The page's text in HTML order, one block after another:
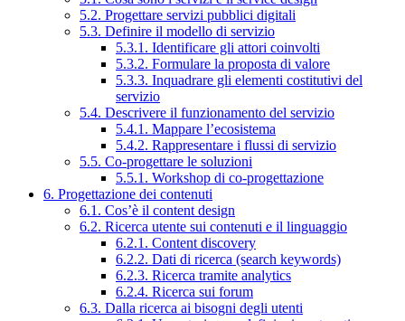
5.2. Progettare servizi pubblici digitali
5.3. Definire il modello di servizio
5.3.1. Identificare gli attori coinvolti
5.3.2. Formulare la proposta di valore
5.3.3. Inquadrare gli elementi costitutivi del
servizio
5.4. Descrivere il funzionamento del servizio
5.4.1. Mappare l’ecosistema
5.4.2. Rappresentare i flussi di servizio
5.5. Co-progettare le soluzioni
5.5.1. Workshop di co-progettazione
6. Progettazione dei contenuti
6.1. Cos’è il content design
6.2. Ricerca utente sui contenuti e il linguaggio
6.2.1. Content discovery
6.2.2. Dati di ricerca (search keywords)
6.2.3. Ricerca tramite analytics
6.2.4. Ricerca sui forum
6.3. Dalla ricerca ai bisogni degli utenti